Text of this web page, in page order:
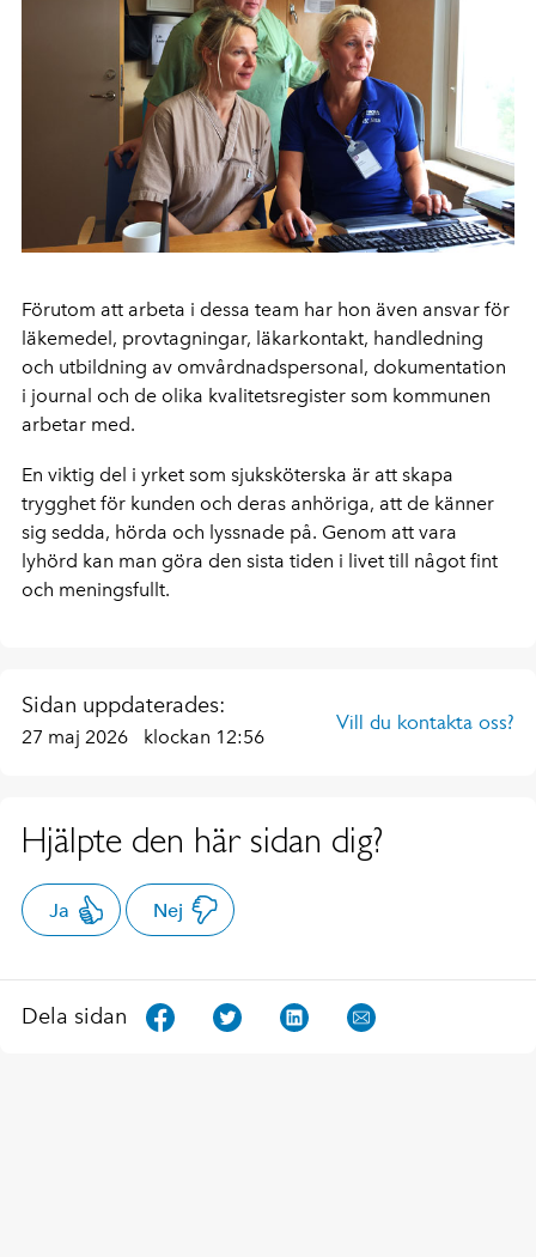
Förutom att arbeta i dessa team har hon även ansvar för
läkemedel, provtagningar, läkarkontakt, handledning
och utbildning av omvårdnadspersonal, dokumentation
i journal och de olika kvalitetsregister som kommunen
arbetar med.
En viktig del i yrket som sjuksköterska är att skapa
trygghet för kunden och deras anhöriga, att de känner
sig sedda, hörda och lyssnade på. Genom att vara
lyhörd kan man göra den sista tiden i livet till något fint
och meningsfullt.
Sidan uppdaterades:
27 maj 2026 klockan 12:56
Vill du kontakta oss?
Hjälpte den här sidan dig?
Ja Nej
Dela sidan